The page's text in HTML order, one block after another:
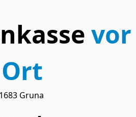
vor
Ort
Gruna